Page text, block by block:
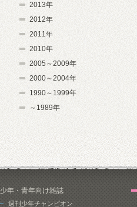
2013年
2012年
2011年
2010年
2005～2009年
2000～2004年
1990～1999年
～1989年
少年・青年向け雑誌
週刊少年チャンピオン